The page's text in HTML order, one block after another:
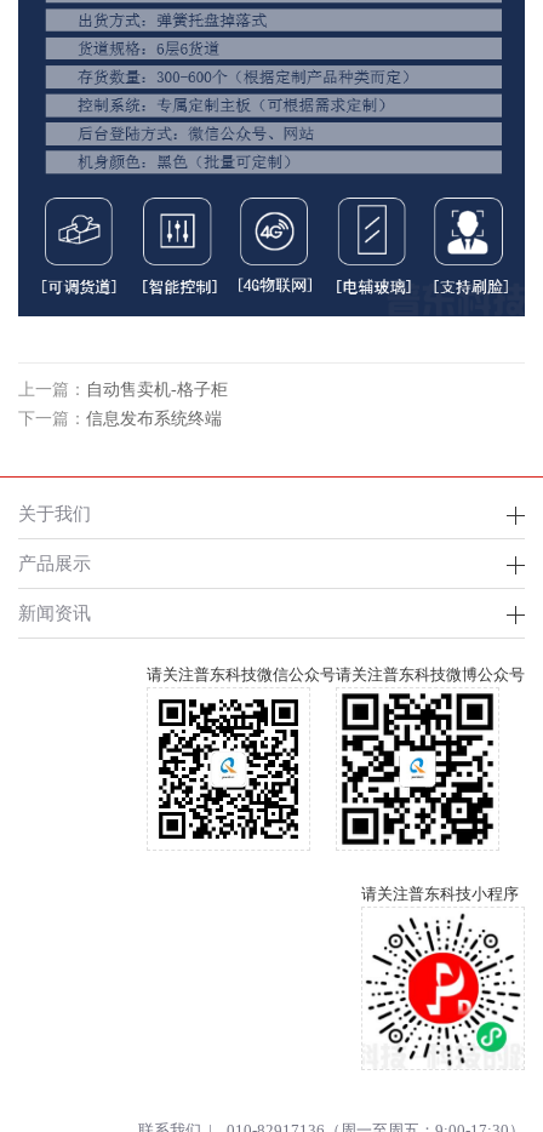
上一篇： 自动售卖机-格子柜
下一篇： 信息发布系统终端
关于我们
产品展示
新闻资讯
请关注普东科技微博公众号
请关注普东科技微信公众号
请关注普东科技小程序